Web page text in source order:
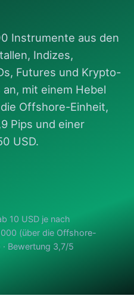
Instrumente aus den
Indizes,
Futures und Krypto-
mit einem Hebel
Offshore-Einheit,
Pips und einer
USD.
10 USD je nach
(über die Offshore-
Bewertung 3,7/5